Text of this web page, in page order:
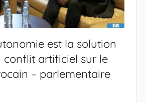
est la solution
conflit artificiel sur le
– parlementaire